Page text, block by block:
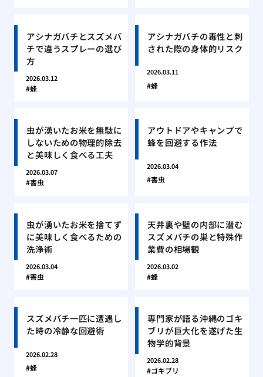
アシナガバチとスズメバ
チで違うスプレーの選び
方
2026.03.12
蜂
アシナガバチの毒性と刺
された際の身体的リスク
2026.03.11
蜂
虫が湧いたお米を無駄に
しないための物理的除去
と美味しく食べる工夫
2026.03.07
害虫
アウトドアやキャンプで
蜂を回避する作法
2026.03.04
害虫
虫が湧いたお米を捨てず
に美味しく食べるための
洗浄術
2026.03.04
害虫
天井裏や壁の内部に潜む
スズメバチの巣と特殊作
業費の相場観
2026.03.02
蜂
スズメバチ一匹に遭遇し
た時の冷静な回避術
2026.02.28
蜂
専門家が語る沖縄のゴキ
ブリが巨大化を遂げた生
物学的背景
2026.02.28
ゴキブリ